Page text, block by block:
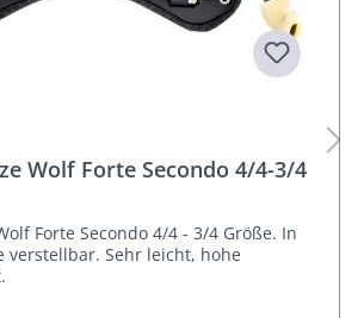
Wolf Forte Secondo 4/4-3/4
Forte Secondo 4/4 - 3/4 Größe. In
verstellbar. Sehr leicht, hohe